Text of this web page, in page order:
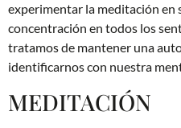
experimentar la meditación en
concentración en todos los
tratamos de mantener una
identificarnos con nuestra
MEDITACIÓN